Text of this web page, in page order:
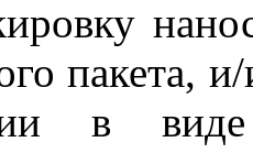
пакета, и/
в
виде